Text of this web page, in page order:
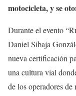
motocicleta, y se
Durante el evento
Daniel Sibaja
nueva certificación
una cultura vial
de los operadores de